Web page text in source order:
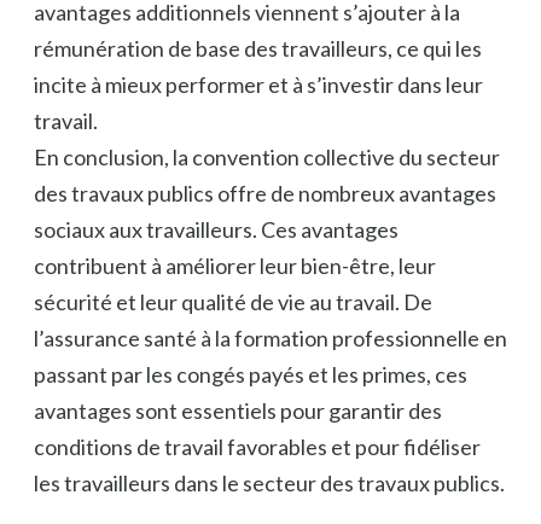
avantages additionnels viennent s’ajouter à la
rémunération de base des travailleurs, ce qui les
incite à mieux performer et à s’investir dans leur
travail.
En conclusion, la convention collective du secteur
des travaux publics offre de nombreux avantages
sociaux aux travailleurs. Ces avantages
contribuent à améliorer leur bien-être, leur
sécurité et leur qualité de vie au travail. De
l’assurance santé à la formation professionnelle en
passant par les congés payés et les primes, ces
avantages sont essentiels pour garantir des
conditions de travail favorables et pour fidéliser
les travailleurs dans le secteur des travaux publics.